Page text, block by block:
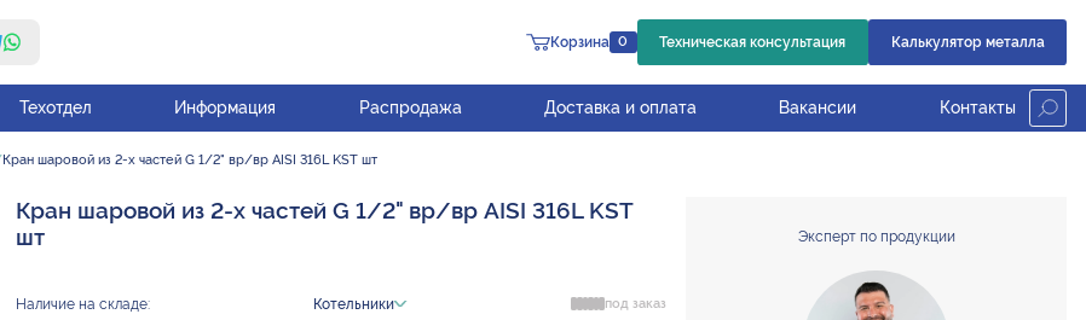
Корзина 0 Техническая консультация Калькулятор металла
Техотдел Информация Распродажа Доставка и оплата Вакансии Контакты
Кран шаровой из 2-х частей G 1/2" вр/вр AISI 316L KST шт
Кран шаровой из 2-х частей G 1/2" вр/вр AISI 316L KST
шт
Наличие на складе: Котельники под заказ
Эксперт по продукции